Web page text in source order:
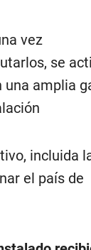
vez
se
una amplia
incluida
el país de